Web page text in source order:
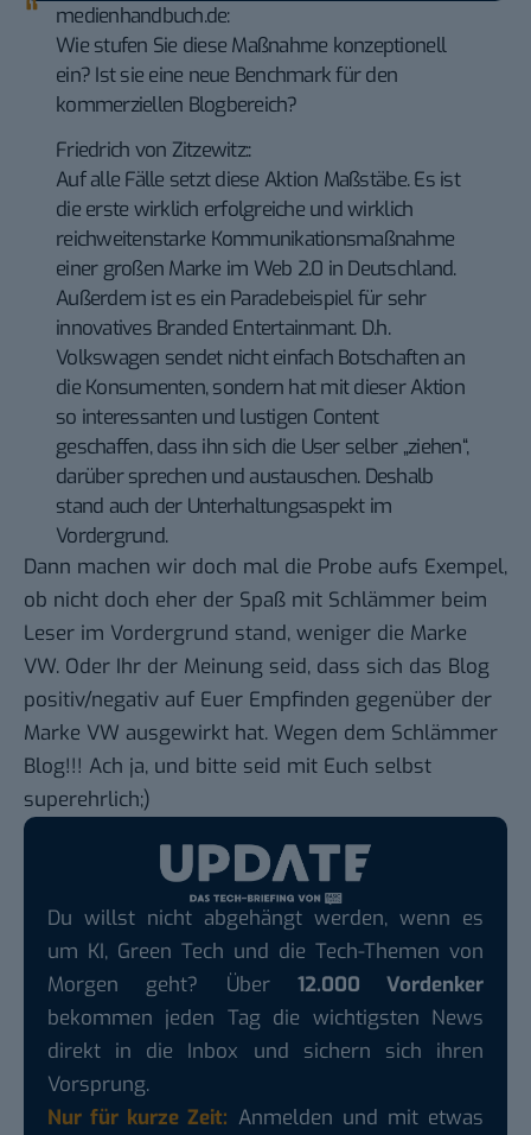
medienhandbuch.de:
Wie stufen Sie diese Maßnahme konzeptionell
ein? Ist sie eine neue Benchmark für den
kommerziellen Blogbereich?
Friedrich von Zitzewitz::
Auf alle Fälle setzt diese Aktion Maßstäbe. Es ist
die erste wirklich erfolgreiche und wirklich
reichweitenstarke Kommunikationsmaßnahme
einer großen Marke im Web 2.0 in Deutschland.
Außerdem ist es ein Paradebeispiel für sehr
innovatives Branded Entertainmant. D.h.
Volkswagen sendet nicht einfach Botschaften an
die Konsumenten, sondern hat mit dieser Aktion
so interessanten und lustigen Content
geschaffen, dass ihn sich die User selber „ziehen“,
darüber sprechen und austauschen. Deshalb
stand auch der Unterhaltungsaspekt im
Vordergrund.
Dann machen wir doch mal die Probe aufs Exempel,
ob nicht doch eher der Spaß mit Schlämmer beim
Leser im Vordergrund stand, weniger die Marke
VW. Oder Ihr der Meinung seid, dass sich das Blog
positiv/negativ auf Euer Empfinden gegenüber der
Marke VW ausgewirkt hat. Wegen dem Schlämmer
Blog!!! Ach ja, und bitte seid mit Euch selbst
superehrlich;)
Du willst nicht abgehängt werden, wenn es
um KI, Green Tech und die Tech-Themen von
Morgen geht? Über 12.000 Vordenker
bekommen jeden Tag die wichtigsten News
direkt in die Inbox und sichern sich ihren
Vorsprung.
Nur für kurze Zeit: Anmelden und mit etwas